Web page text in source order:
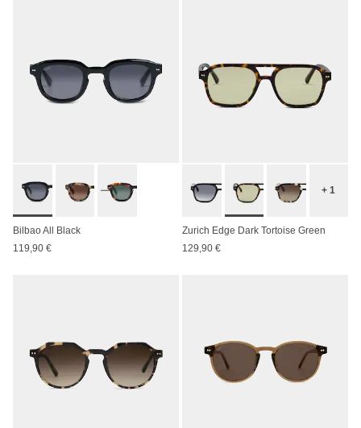
Bilbao All Black
119,90 €
+ 1
Zurich Edge Dark Tortoise Green
129,90 €